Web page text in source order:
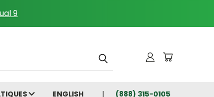
9
ENGLISH (888) 315-0105